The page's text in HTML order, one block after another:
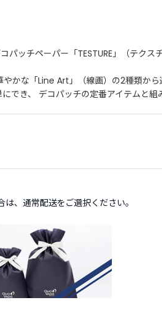
ッチペーパー「TESTURE」（テク
かな「Line Art」（線画）の2種類から
でき、 デコパッチの定番アイテムと組
、通常配送をご選択ください。